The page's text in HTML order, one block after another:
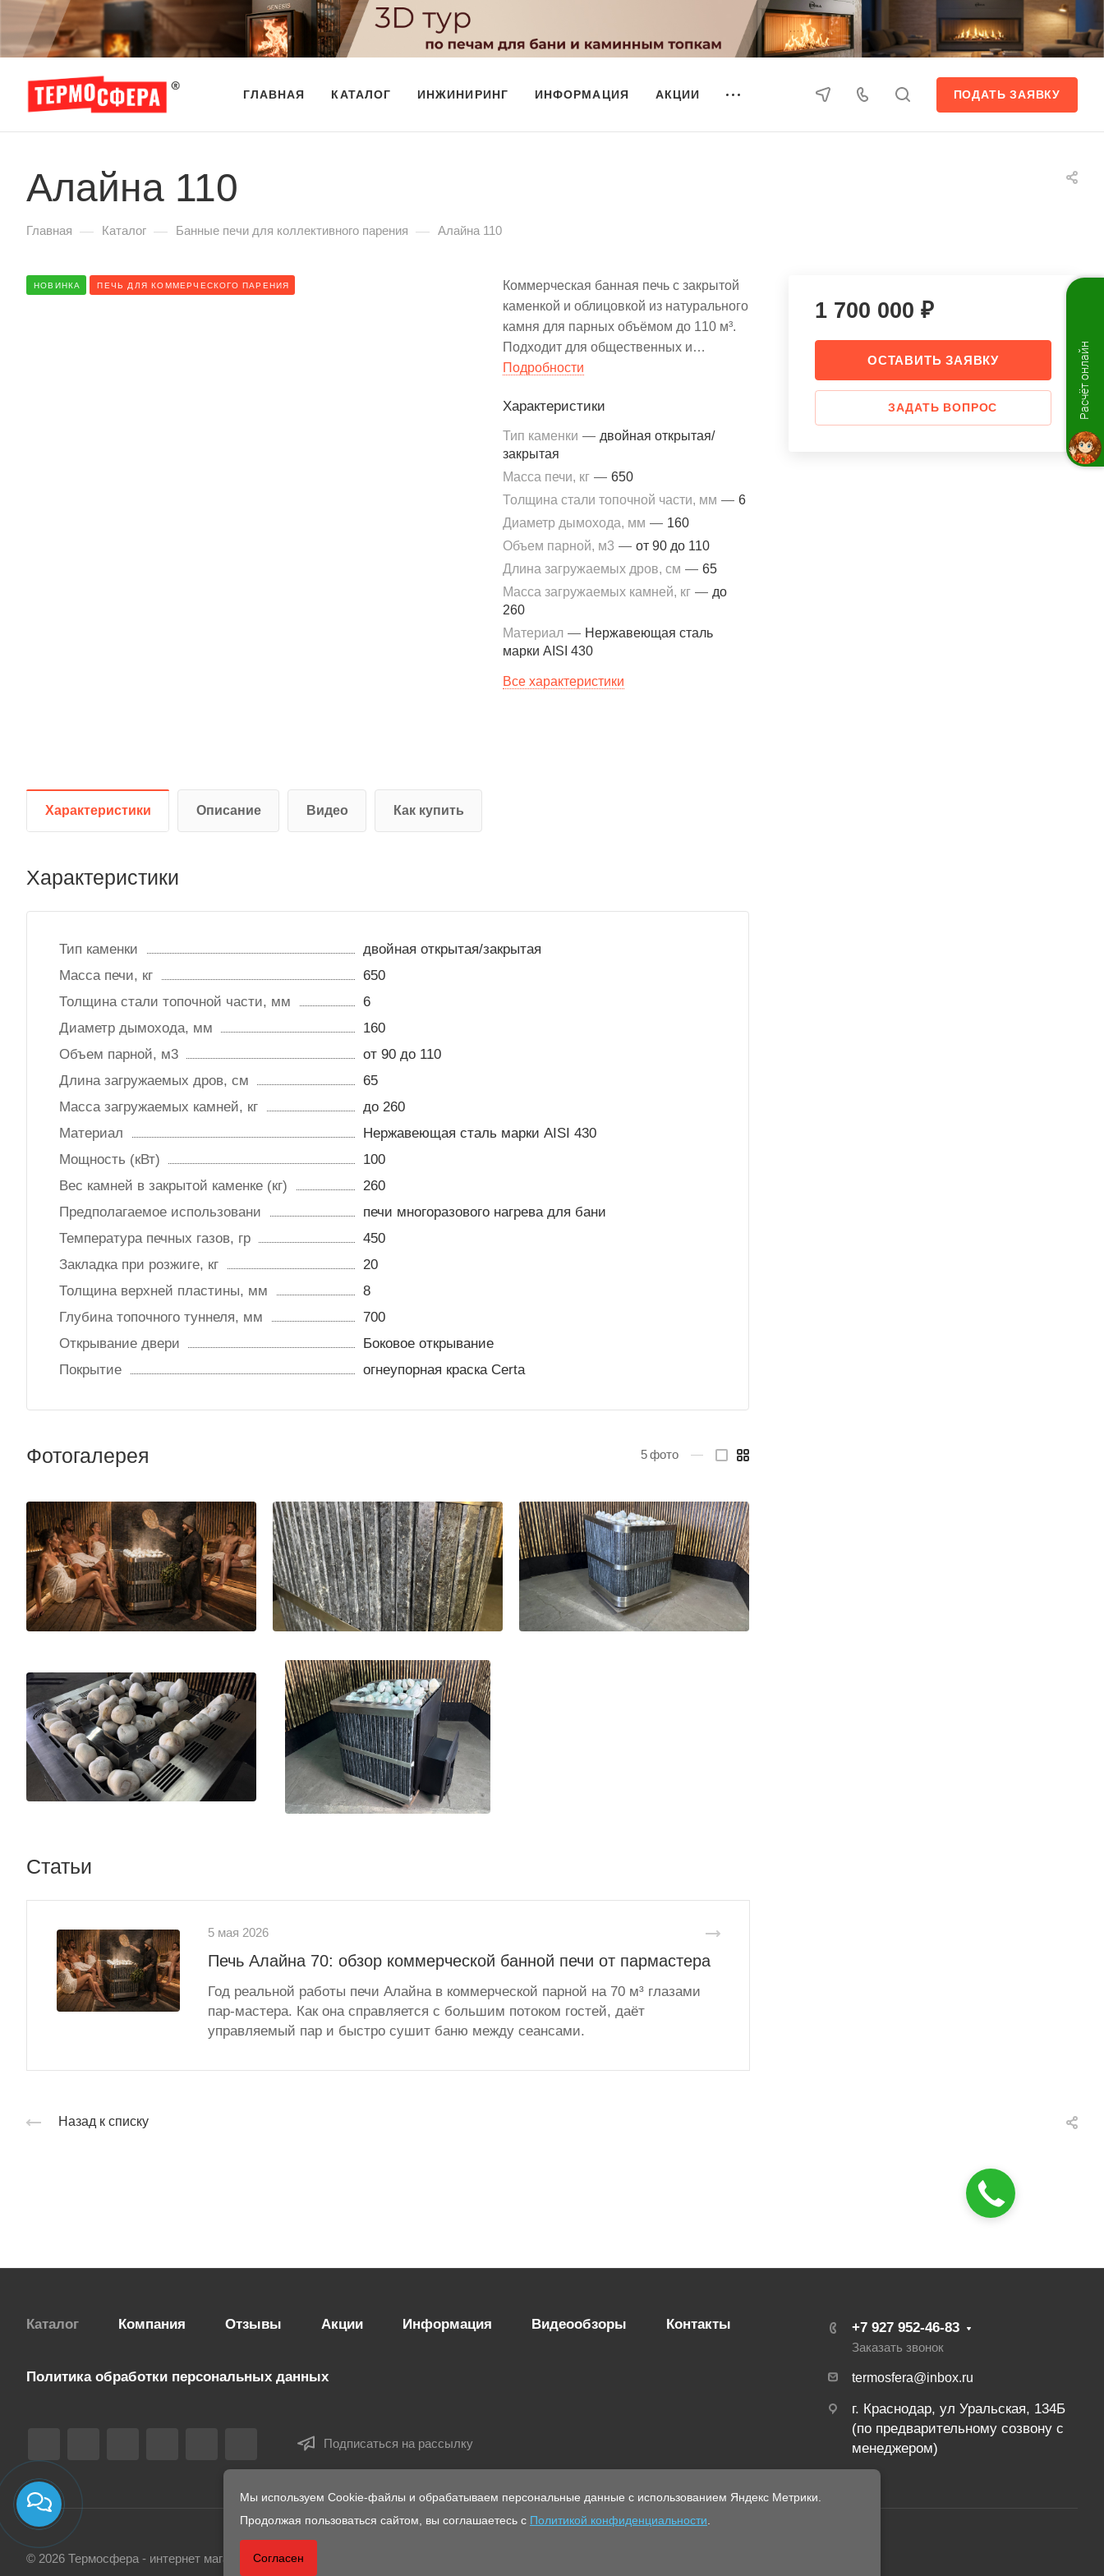
ГЛАВНАЯ КАТАЛОГ ИНЖИНИРИНГ ИНФОРМАЦИЯ АКЦИИ ПОДАТЬ ЗАЯВКУ
Алайна 110
Главная — Каталог — Банные печи для коллективного парения — Алайна 110
1 700 000 ₽
ОСТАВИТЬ ЗАЯВКУ
ЗАДАТЬ ВОПРОС
НОВИНКА ПЕЧЬ ДЛЯ КОММЕРЧЕСКОГО ПАРЕНИЯ
Коммерческая банная печь с закрытой
каменкой и облицовкой из натурального
камня для парных объёмом до 110 м³.
Подходит для общественных и
городских бань, банных комплексов и
неделю.
Подробности
Характеристики
Тип каменки — двойная открытая/
закрытая
Масса печи, кг — 650
Толщина стали топочной части, мм — 6
Диаметр дымохода, мм — 160
Объем парной, м3 — от 90 до 110
Длина загружаемых дров, см — 65
Масса загружаемых камней, кг — до
260
Материал — Нержавеющая сталь
марки AISI 430
Все характеристики
Характеристики Описание Видео Как купить
Характеристики
Тип каменки
двойная открытая/закрытая
Масса печи, кг
650
Толщина стали топочной части, мм
6
Диаметр дымохода, мм
160
Объем парной, м3
от 90 до 110
Длина загружаемых дров, см
65
Масса загружаемых камней, кг
до 260
Материал
Нержавеющая сталь марки AISI 430
Мощность (кВт)
100
Вес камней в закрытой каменке (кг)
260
Предполагаемое использовани
печи многоразового нагрева для бани
Температура печных газов, гр
450
Закладка при розжиге, кг
20
Толщина верхней пластины, мм
8
Глубина топочного туннеля, мм
700
Открывание двери
Боковое открывание
Покрытие
огнеупорная краска Certa
Фотогалерея 5фото —
Статьи
5 мая 2026
Печь Алайна 70: обзор коммерческой банной печи от пармастера
Год реальной работы печи Алайна в коммерческой парной на 70 м³ глазами
пар‑мастера. Как она справляется с большим потоком гостей, даёт
управляемый пар и быстро сушит баню между сеансами.
Назад к списку
Каталог Компания Отзывы Акции Информация Видеообзоры Контакты
Политика обработки персональных данных
Подписаться на рассылку
+7 927 952-46-83
Заказать звонок
termosfera@inbox.ru
г. Краснодар, ул Уральская, 134Б
(по предварительному созвону с
менеджером)
© 2026 Термосфера - интернет магазин печей и комплектующих
Мы используем Cookie-файлы и обрабатываем персональные данные с использованием Яндекс Метрики.
Продолжая пользоваться сайтом, вы соглашаетесь с Политикой конфиденциальности
Согласен
Расчёт онлайн